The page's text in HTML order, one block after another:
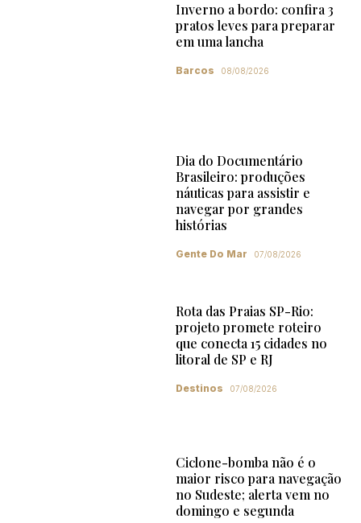
Inverno a bordo: confira 3
pratos leves para preparar
em uma lancha
Barcos 08/08/2026
Dia do Documentário
Brasileiro: produções
náuticas para assistir e
navegar por grandes
histórias
Gente Do Mar 07/08/2026
Rota das Praias SP-Rio:
projeto promete roteiro
que conecta 15 cidades no
litoral de SP e RJ
Destinos 07/08/2026
Ciclone-bomba não é o
maior risco para navegação
no Sudeste; alerta vem no
domingo e segunda